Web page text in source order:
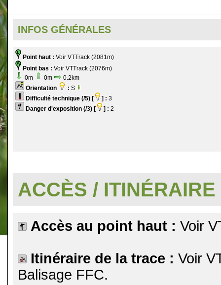
INFOS GÉNÉRALES
Point haut : Voir VTTrack (2081m)
Point bas : Voir VTTrack (2076m)
0m
0m
0.2km
Orientation
: S
Difficulté technique (/5) [
] : 3
Danger d'exposition (/3) [
] : 2
ACCÈS / ITINÉRAIRE
Accès au point haut : Voir
Itinéraire de la trace : Voir
Balisage FFC.